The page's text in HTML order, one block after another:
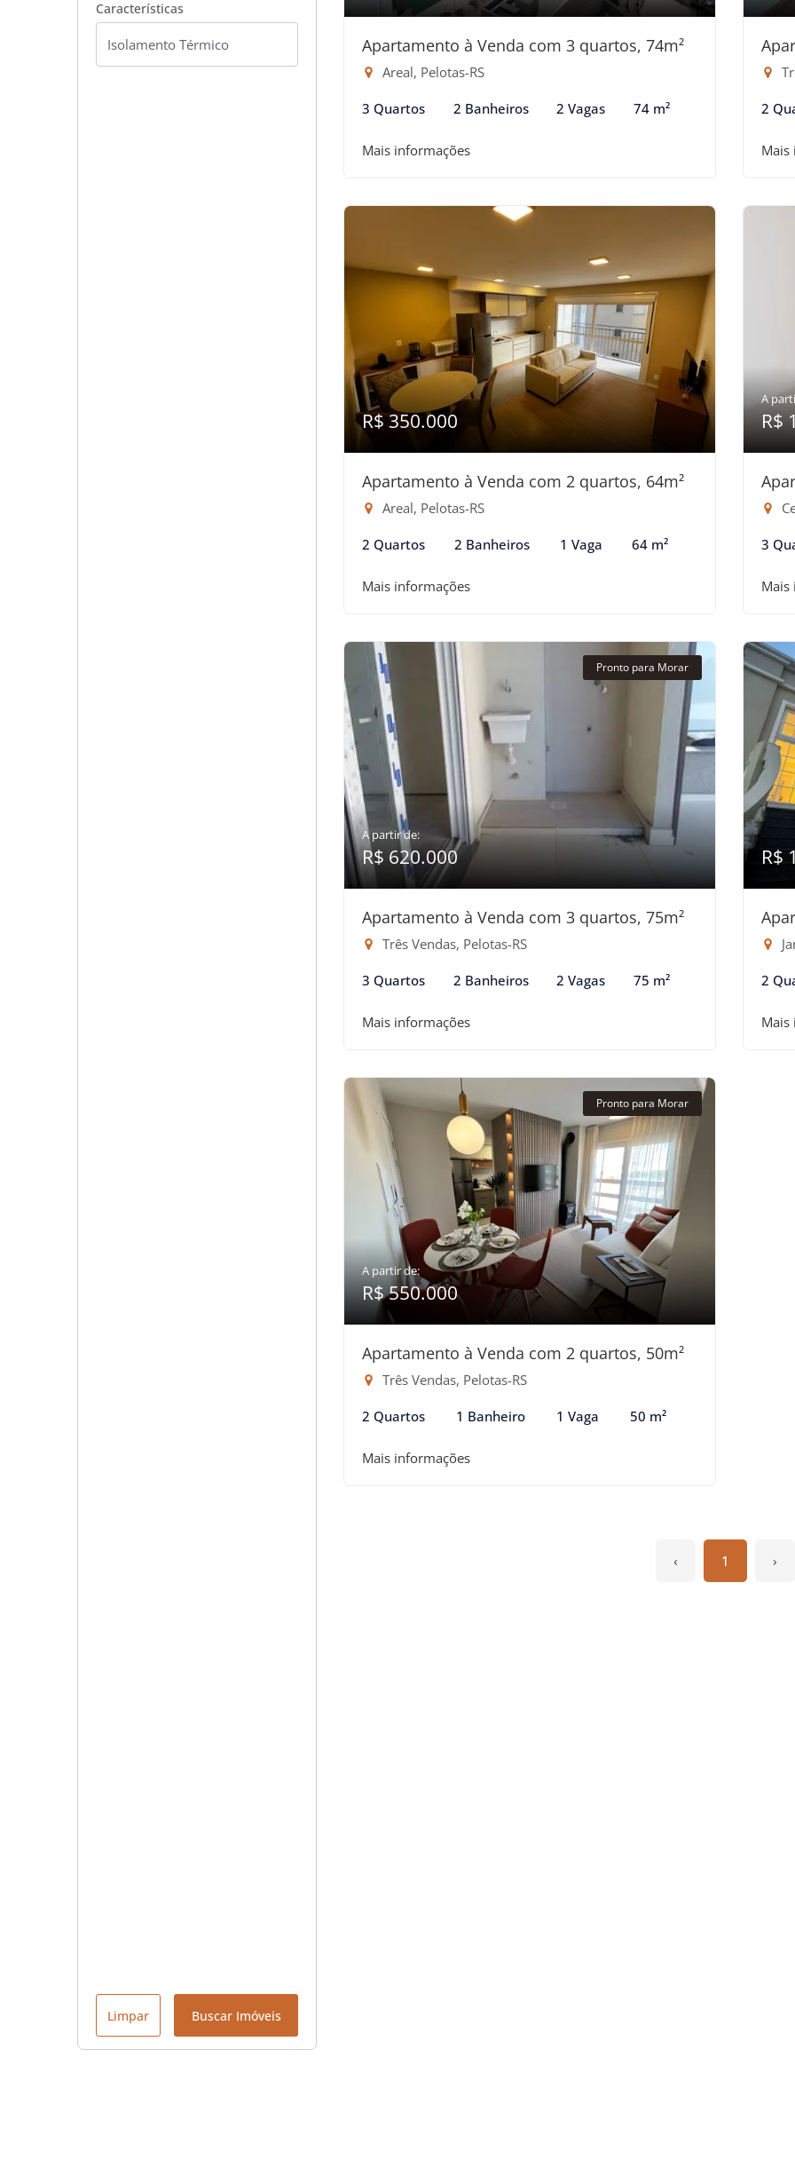
Características
Limpar Buscar Imóveis
Apartamento à Venda com 3 quartos, 74m²
Areal, Pelotas-RS
3 Quartos 2 Banheiros 2 Vagas 74 m²
Mais informações
2
Mais
R$ 350.000
Apartamento à Venda com 2 quartos, 64m²
Areal, Pelotas-RS
2 Quartos 2 Banheiros 1 Vaga 64 m²
Mais informações
A
R$
3
Mais
Pronto para Morar
A partir de:
R$ 620.000
Apartamento à Venda com 3 quartos, 75m²
Três Vendas, Pelotas-RS
3 Quartos 2 Banheiros 2 Vagas 75 m²
Mais informações
R$
2
Mais
Pronto para Morar
A partir de:
R$ 550.000
Apartamento à Venda com 2 quartos, 50m²
Três Vendas, Pelotas-RS
2 Quartos 1 Banheiro 1 Vaga 50 m²
Mais informações
‹ 1 ›